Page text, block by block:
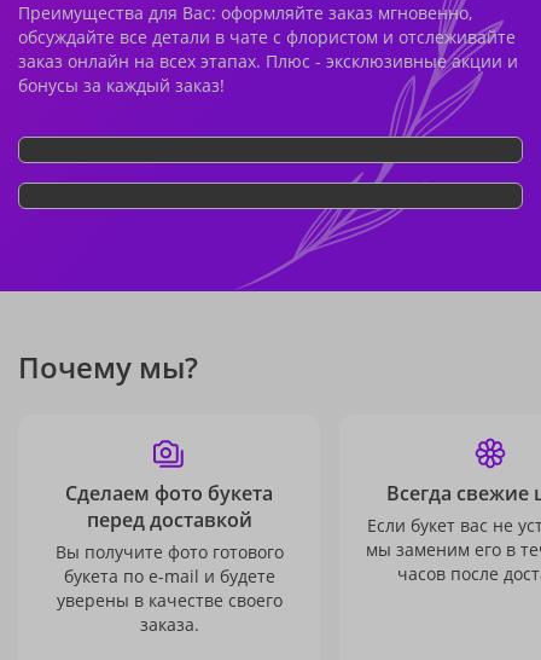
Преимущества для Вас: оформляйте заказ мгновенно,
обсуждайте все детали в чате с флористом и отслеживайте
заказ онлайн на всех этапах. Плюс - эксклюзивные акции и
бонусы за каждый заказ!
Почему мы?
Сделаем фото букета
перед доставкой
Вы получите фото готового
букета по e-mail и будете
уверены в качестве своего
заказа.
Всегда свежие
Если букет вас не
мы заменим его в
часов после